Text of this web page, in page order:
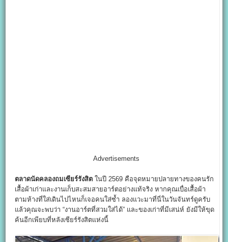
Advertisements
ตลาดนัดคลองถมเซียร์รังสิต ในปี 2569 คือจุดหมายปลายทางของคนรัก
เสื้อผ้าเก่าและงานเก็บสะสมสายอาร์ตอย่างแท้จริง หากคุณเบื่อเสื้อผ้า
ตามห้างที่ใส่เดินไปไหนก็เจอคนใส่ซ้ำ ลองแวะมาที่นี่ในวันจันทร์ดูครับ
แล้วคุณจะพบว่า “งานอาร์ตที่สวมใส่ได้” และของเก่าที่มีเสน่ห์ ยังมีให้ขุด
ค้นอีกเพียบที่หลังเซียร์รังสิตแห่งนี้